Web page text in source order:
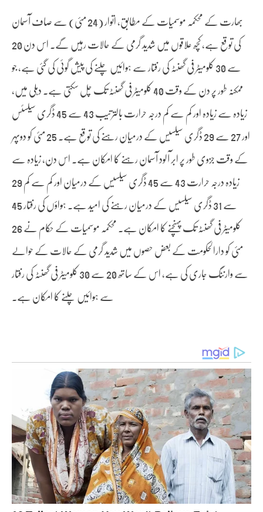
بھارت کے محکمہ موسمیات کے مطابق، اتوار (24 مئی) سے صاف آسمان
کی توقع ہے، کچھ علاقوں میں شدید گرمی کے حالات رہیں گے۔ اس دن 20
سے 30 کلومیٹر فی گھنٹہ کی رفتار سے ہوائیں چلنے کی پیش گوئی کی گئی ہے، جو
ممکنہ طور پر دن کے وقت 40 کلومیٹر فی گھنٹہ تک چل سکتی ہے۔ دہلی میں،
زیادہ سے زیادہ اور کم سے کم درجہ حرارت بالترتیب 43 سے 45 ڈگری سیلسئس
اور 27 سے 29 ڈگری سیلسیس کے درمیان رہنے کی توقع ہے۔ 25 مئی کو دوپہر
کے وقت جزوی طور پر ابر آلود آسمان رہنے کا امکان ہے۔ اس دن، زیادہ سے
زیادہ درجہ حرارت 43 سے 45 ڈگری سیلسیس کے درمیان اور کم سے کم 29
سے 31 ڈگری سیلسیس کے درمیان رہنے کی امید ہے۔ ہواؤں کی رفتار 45
کلومیٹر فی گھنٹہ تک پہنچنے کا امکان ہے۔ محکمہ موسمیات کے حکام نے 26
مئی کو دارالحکومت کے بعض حصوں میں شدید گرمی کے حالات کے حوالے
سے وارننگ جاری کی ہے، اس کے ساتھ 20 سے 30 کلومیٹر فی گھنٹہ کی رفتار
سے ہوائیں چلنے کا امکان ہے۔